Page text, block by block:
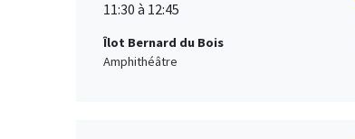
11:30 à 12:45
Îlot Bernard du Bois
Amphithéâtre